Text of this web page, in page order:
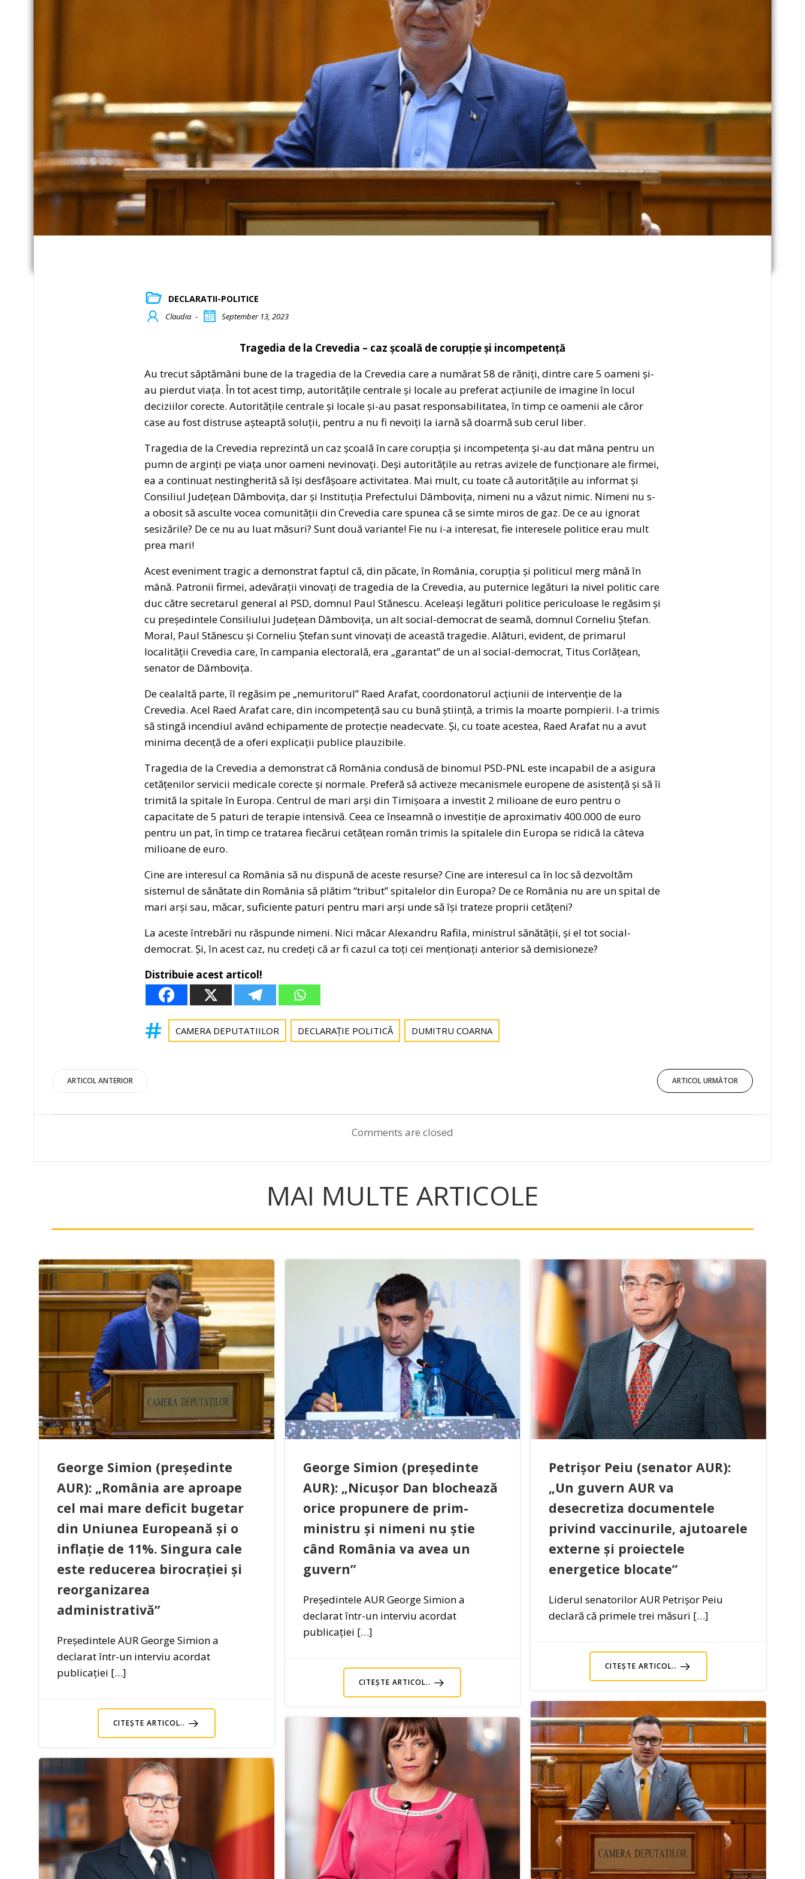
DECLARATII-POLITICE
Claudia - September 13, 2023
Tragedia de la Crevedia – caz școală de corupție și incompetență
Au trecut săptămâni bune de la tragedia de la Crevedia care a numărat 58 de răniți, dintre care 5 oameni și-
au pierdut viața. În tot acest timp, autoritățile centrale și locale au preferat acțiunile de imagine în locul
deciziilor corecte. Autoritățile centrale și locale și-au pasat responsabilitatea, în timp ce oamenii ale căror
case au fost distruse așteaptă soluții, pentru a nu fi nevoiți la iarnă să doarmă sub cerul liber.
Tragedia de la Crevedia reprezintă un caz școală în care corupția și incompetența și-au dat mâna pentru un
pumn de arginți pe viața unor oameni nevinovați. Deși autoritățile au retras avizele de funcționare ale firmei,
ea a continuat nestingherită să își desfășoare activitatea. Mai mult, cu toate că autoritățile au informat și
Consiliul Județean Dâmbovița, dar și Instituția Prefectului Dâmbovița, nimeni nu a văzut nimic. Nimeni nu s-
a obosit să asculte vocea comunității din Crevedia care spunea că se simte miros de gaz. De ce au ignorat
sesizările? De ce nu au luat măsuri? Sunt două variante! Fie nu i-a interesat, fie interesele politice erau mult
prea mari!
Acest eveniment tragic a demonstrat faptul că, din păcate, în România, corupția și politicul merg mână în
mână. Patronii firmei, adevărații vinovați de tragedia de la Crevedia, au puternice legături la nivel politic care
duc către secretarul general al PSD, domnul Paul Stănescu. Aceleași legături politice periculoase le regăsim și
cu președintele Consiliului Județean Dâmbovița, un alt social-democrat de seamă, domnul Corneliu Ștefan.
Moral, Paul Stănescu și Corneliu Ștefan sunt vinovați de această tragedie. Alături, evident, de primarul
localității Crevedia care, în campania electorală, era „garantat” de un al social-democrat, Titus Corlățean,
senator de Dâmbovița.
De cealaltă parte, îl regăsim pe „nemuritorul” Raed Arafat, coordonatorul acțiunii de intervenție de la
Crevedia. Acel Raed Arafat care, din incompetență sau cu bună știință, a trimis la moarte pompierii. I-a trimis
să stingă incendiul având echipamente de protecție neadecvate. Și, cu toate acestea, Raed Arafat nu a avut
minima decență de a oferi explicații publice plauzibile.
Tragedia de la Crevedia a demonstrat că România condusă de binomul PSD-PNL este incapabil de a asigura
cetățenilor servicii medicale corecte și normale. Preferă să activeze mecanismele europene de asistență și să îi
trimită la spitale în Europa. Centrul de mari arși din Timișoara a investit 2 milioane de euro pentru o
capacitate de 5 paturi de terapie intensivă. Ceea ce înseamnă o investiție de aproximativ 400.000 de euro
pentru un pat, în timp ce tratarea fiecărui cetățean român trimis la spitalele din Europa se ridică la câteva
milioane de euro.
Cine are interesul ca România să nu dispună de aceste resurse? Cine are interesul ca în loc să dezvoltăm
sistemul de sănătate din România să plătim “tribut” spitalelor din Europa? De ce România nu are un spital de
mari arși sau, măcar, suficiente paturi pentru mari arși unde să își trateze proprii cetățeni?
La aceste întrebări nu răspunde nimeni. Nici măcar Alexandru Rafila, ministrul sănătății, și el tot social-
democrat. Și, în acest caz, nu credeți că ar fi cazul ca toți cei menționați anterior să demisioneze?
Distribuie acest articol!
CAMERA DEPUTATIILOR DECLARAȚIE POLITICĂ DUMITRU COARNA
Post
navigation
ARTICOL ANTERIOR
navigation
ARTICOL URMĂTOR
Comments are closed
MAI MULTE ARTICOLE
George Simion (președinte
AUR): „România are aproape
cel mai mare deficit bugetar
din Uniunea Europeană și o
inflație de 11%. Singura cale
este reducerea birocrației și
reorganizarea
administrativă”
Președintele AUR George Simion a
declarat într-un interviu acordat
publicației […]
CITEȘTE ARTICOL..
George Simion (președinte
AUR): „Nicușor Dan blochează
orice propunere de prim-
ministru și nimeni nu știe
când România va avea un
guvern”
Președintele AUR George Simion a
declarat într-un interviu acordat
publicației […]
CITEȘTE ARTICOL..
Petrișor Peiu (senator AUR):
„Un guvern AUR va
desecretiza documentele
privind vaccinurile, ajutoarele
externe și proiectele
energetice blocate”
Liderul senatorilor AUR Petrișor Peiu
declară că primele trei măsuri […]
CITEȘTE ARTICOL..